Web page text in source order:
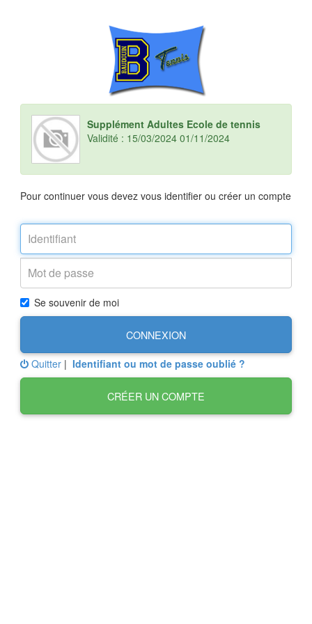
Supplément Adultes Ecole de tennis
Validité : 15/03/2024 01/11/2024
Pour continuer vous devez vous identifier ou créer un compte
Se souvenir de moi
CONNEXION
Quitter | Identifiant ou mot de passe oublié ?
CRÉER UN COMPTE